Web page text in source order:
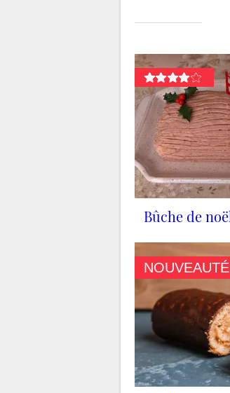
Bûche de